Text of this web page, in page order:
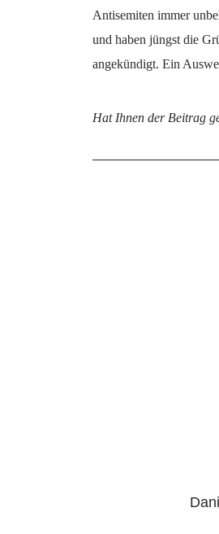
Antisemiten immer
und haben jüngst die
angekündigt. Ein
Hat Ihnen der Beitrag